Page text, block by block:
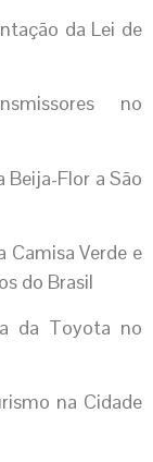
da Lei de
no
Beija-Flor a São
Camisa Verde e
do Brasil
da Toyota no
na Cidade